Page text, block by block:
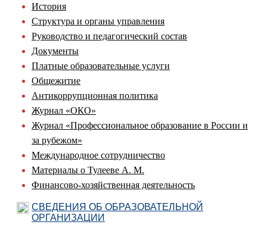
История
Структура и органы управления
Руководство и педагогический состав
Документы
Платные образовательные услуги
Общежитие
Антикоррупционная политика
Журнал «ОКО»
Журнал «Профессиональное образование в России и
за рубежом»
Международное сотрудничество
Материалы о Тулееве А. М.
Финансово-хозяйственная деятельность
СВЕДЕНИЯ ОБ ОБРАЗОВАТЕЛЬНОЙ
ОРГАНИЗАЦИИ